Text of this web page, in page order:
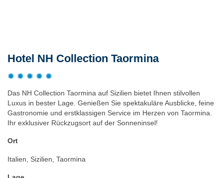
Hotel NH Collection Taormina
Das NH Collection Taormina auf Sizilien bietet Ihnen stilvollen
Luxus in bester Lage. Genießen Sie spektakuläre Ausblicke, feine
Gastronomie und erstklassigen Service im Herzen von Taormina.
Ihr exklusiver Rückzugsort auf der Sonneninsel!
Ort
Italien, Sizilien, Taormina